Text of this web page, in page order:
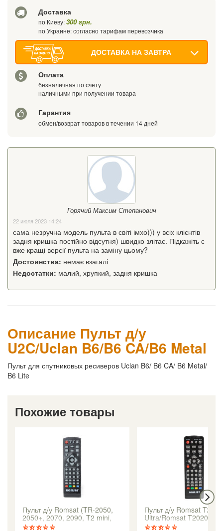
Доставка
по Киеву:300 грн.
по Украине: согласно тарифам перевозчика
ДОСТАВКА НА ЗАВТРА
Оплата
безналичная по счету
наличными при получении товара
Гарантия
обмен/возврат товаров в течении 14 дней
Горячий Максим Степанович
22 июля 2023 14:24
сама незручна модель пульта в світі імхо))) у всіх клієнтів
задня кришка постійно відсутня) швидко злітає. Підкажіть є
вже кращі версії пульта на заміну цьому?
Достоинства: немає взагалі
Недостатки: малий, хрупкий, задня кришка
Описание Пульт д/у
U2C/Uclan B6/B6 CA/B6 Metal
Пульт для спутниковых ресиверов Uclan B6/ B6 CA/ B6 Metal/
B6 Lite
Похожие товары
Пульт д/у Romsat (TR-2050,
2050+, 2070, 2090, T2 mini,
2018)
Пульт д/у Romsat T2
Ultra/Romsat T2020